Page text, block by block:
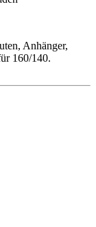
Anhänger,
160/140.